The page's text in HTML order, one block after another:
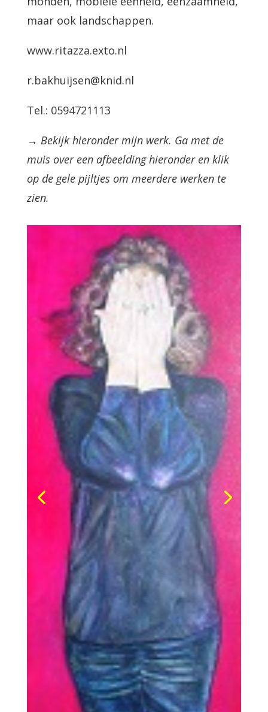
maar ook landschappen.
www.ritazza.exto.nl
r.bakhuijsen@knid.nl
Tel.: 0594721113
→ Bekijk hieronder mijn werk. Ga met de
muis over een afbeelding hieronder en klik
op de gele pijltjes om meerdere werken te
zien.